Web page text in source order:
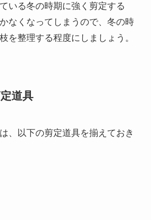
いる冬の時期に強く剪定する
なくなってしまうので、冬の時
を整理する程度にしましょう。
道具
、以下の剪定道具を揃えておき